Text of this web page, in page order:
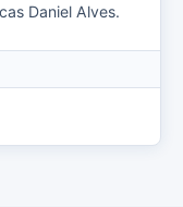
Daniel Alves.